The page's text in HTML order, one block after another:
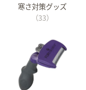
寒さ対策グッズ
（33）